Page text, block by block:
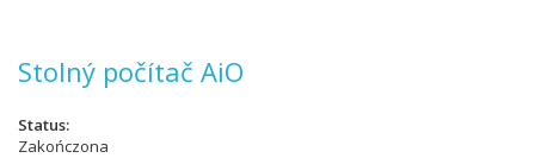
Stolný počítač AiO
Status
Zakończona